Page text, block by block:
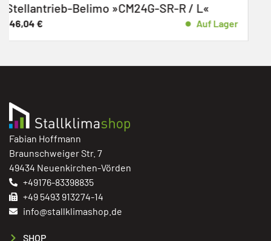
/ L«
Auf Lager
Stellantrieb-Belimo »CM24G-R /
Fabian Hoffmann
Braunschweiger Str. 7
49434 Neuenkirchen-Vörden
+49176-83398835
+49 5493 913274-14
info@stallklimashop.de
SHOP